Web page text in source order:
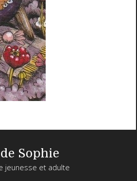
Sophie
jeunesse et adulte